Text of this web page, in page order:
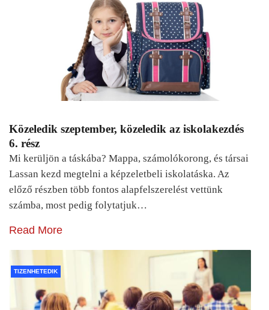
Közeledik szeptember, közeledik az iskolakezdés
6. rész
Mi kerüljön a táskába? Mappa, számolókorong, és társai
Lassan kezd megtelni a képzeletbeli iskolatáska. Az
előző részben több fontos alapfelszerelést vettünk
számba, most pedig folytatjuk…
Read More
TIZENHETEDIK